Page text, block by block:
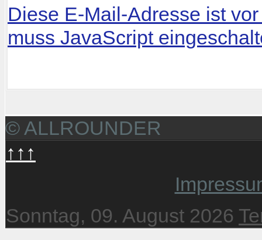
Diese E-Mail-Adresse ist
muss JavaScript
© ALLROUNDER
↑↑↑
Sonntag, 09. August 2026